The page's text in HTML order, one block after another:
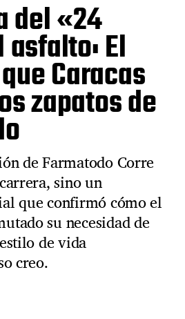
del «24
El
Caracas
zapatos de
de Farmatodo Corre
sino un
que confirmó cómo el
su necesidad de
de vida
creo.